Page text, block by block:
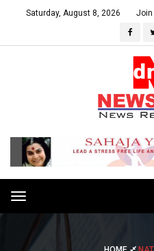
Saturday, August 8, 2026 Join
Toggle
navigation